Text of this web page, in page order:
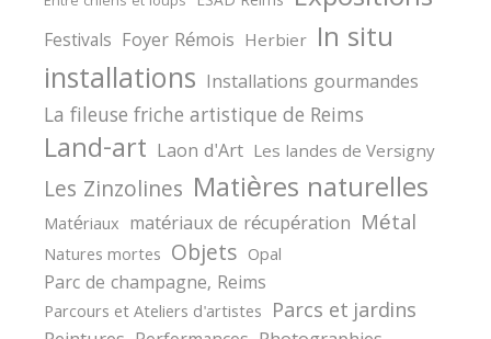
Festivals Foyer Rémois Herbier In situ
installations Installations gourmandes
La fileuse friche artistique de Reims
Land-art Laon d'Art Les landes de Versigny
Les Zinzolines Matières naturelles
Matériaux matériaux de récupération Métal
Natures mortes Objets Opal
Parc de champagne, Reims
Parcours et Ateliers d'artistes Parcs et jardins